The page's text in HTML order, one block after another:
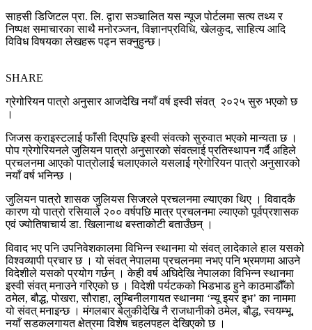
साहसी डिजिटल प्रा. लि. द्वारा सञ्चालित यस न्यूज पोर्टलमा सत्य तथ्य र
निष्पक्ष समाचारका साथै मनोरञ्जन, विज्ञानप्रविधि, खेलकुद, साहित्य आदि
विविध विषयका लेखहरू पढ्न सक्नुहुन्छ।
SHARE
ग्रेगोरियन पात्रो अनुसार आजदेखि नयाँ वर्ष इस्वी संवत् २०२५ सुरु भएको छ
।
जिजस क्राइस्टलाई फाँसी दिएपछि इस्वी संवत्को सुरुवात भएको मान्यता छ ।
पोप ग्रेगोरियनले जुलियन पात्रो अनुसारको संवत्लाई प्रतिस्थापन गर्दै अहिले
प्रचलनमा आएको पात्रोलाई चलाएकाले यसलाई ग्रेगोरियन पात्रो अनुसारको
नयाँ वर्ष भनिन्छ ।
जुलियन पात्रो शासक जुलियस सिजरले प्रचलनमा ल्याएका थिए । विवादकै
कारण यो पात्रो रसियाले २०० वर्षपछि मात्र प्रचलनमा ल्याएको पूर्वप्रशासक
एवं ज्योतिषाचार्य डा. खिलानाथ बस्ताकोटी बताउँछन् ।
विवाद भए पनि उपनिवेशकालमा विभिन्न स्थानमा यो संवत् लादेकाले हाल यसको
विश्वव्यापी प्रचार छ । यो संवत् नेपालमा प्रचलनमा नभए पनि भ्रमणमा आउने
विदेशीले यसको प्रयोग गर्छन् । केही वर्ष अघिदेखि नेपालका विभिन्न स्थानमा
इस्वी संवत् मनाउने गरिएको छ । विदेशी पर्यटकको भिडभाड हुने काठमाडौँको
ठमेल, बौद्ध, पोखरा, सौराहा, लुम्बिनीलगायत स्थानमा ‘न्यू इयर इभ’ का नाममा
यो संवत् मनाइन्छ । मंगलबार बेलुकीदेखि नै राजधानीको ठमेल, बौद्ध, स्वयम्भू,
नयाँ सडकलगायत क्षेत्रमा विशेष चहलपहल देखिएको छ ।